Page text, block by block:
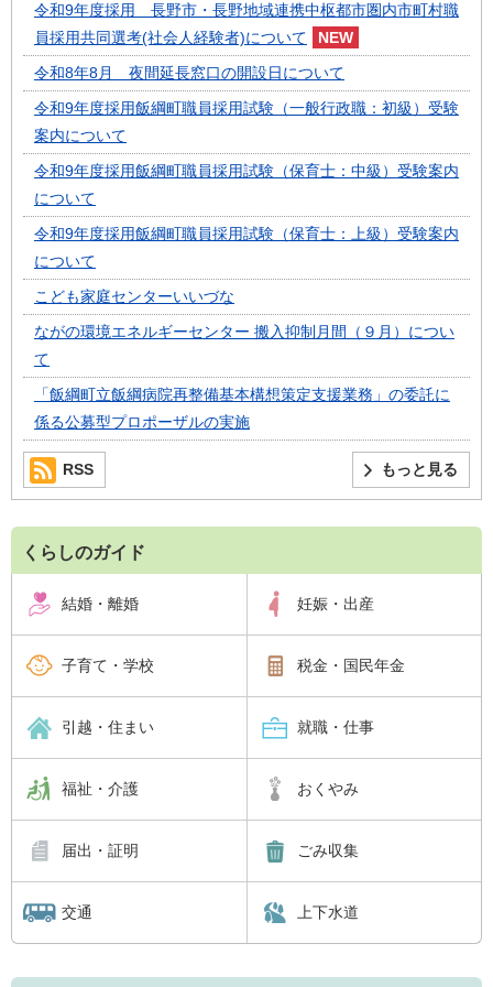
令和9年度採用 長野市・長野地域連携中枢都市圏内市町村職
員採用共同選考(社会人経験者)について
令和8年8月 夜間延長窓口の開設日について
令和9年度採用飯綱町職員採用試験（一般行政職：初級）受験
案内について
令和9年度採用飯綱町職員採用試験（保育士：中級）受験案内
について
令和9年度採用飯綱町職員採用試験（保育士：上級）受験案内
について
こども家庭センターいいづな
ながの環境エネルギーセンター 搬入抑制月間（９月）につい
て
「飯綱町立飯綱病院再整備基本構想策定支援業務」の委託に
係る公募型プロポーザルの実施
もっと見る
RSS
くらしのガイド
結婚・離婚 妊娠・出産
子育て・学校 税金・国民年金
引越・住まい 就職・仕事
福祉・介護 おくやみ
届出・証明 ごみ収集
交通 上下水道